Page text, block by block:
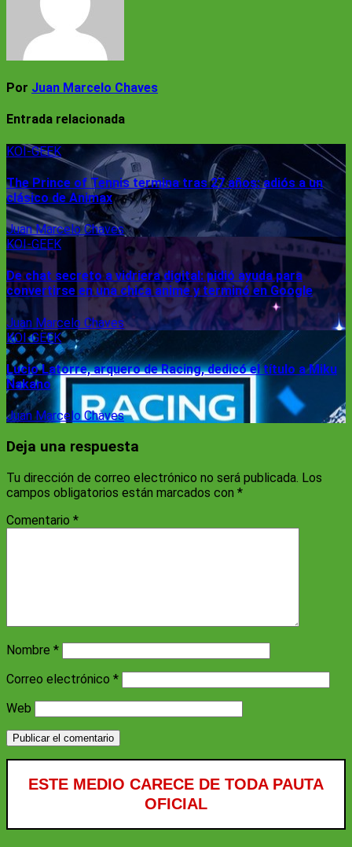
Por Juan Marcelo Chaves
Entrada relacionada
KOI-GEEK
The Prince of Tennis termina tras 27 años: adiós a un
clásico de Animax
Juan Marcelo Chaves
KOI-GEEK
De chat secreto a vidriera digital: pidió ayuda para
convertirse en una chica anime y terminó en Google
Juan Marcelo Chaves
KOI-GEEK
Lucio Latorre, arquero de Racing, dedicó el título a Miku
Nakano
Juan Marcelo Chaves
Deja una respuesta
Tu dirección de correo electrónico no será publicada. Los
campos obligatorios están marcados con *
Comentario *
Nombre *
Correo electrónico *
Web
ESTE MEDIO CARECE DE TODA PAUTA
OFICIAL